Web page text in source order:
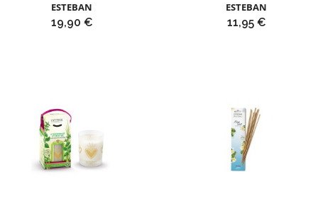
ESTEBAN
Prix
19,90 €
ESTEBAN
Prix
11,95 €